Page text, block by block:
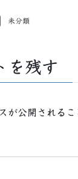
未分類
を残す
が公開されるこ